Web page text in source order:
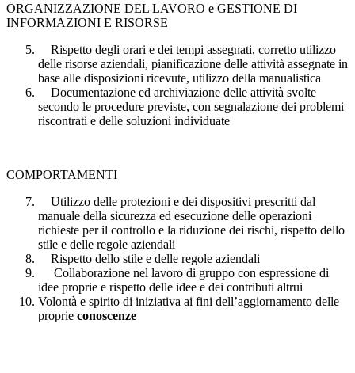
ORGANIZZAZIONE DEL LAVORO e GESTIONE DI
INFORMAZIONI E RISORSE
Rispetto degli orari e dei tempi assegnati, corretto utilizzo
delle risorse aziendali, pianificazione delle attività assegnate in
base alle disposizioni ricevute, utilizzo della manualistica
Documentazione ed archiviazione delle attività svolte
secondo le procedure previste, con segnalazione dei problemi
riscontrati e delle soluzioni individuate
COMPORTAMENTI
Utilizzo delle protezioni e dei dispositivi prescritti dal
manuale della sicurezza ed esecuzione delle operazioni
richieste per il controllo e la riduzione dei rischi, rispetto dello
stile e delle regole aziendali
Rispetto dello stile e delle regole aziendali
Collaborazione nel lavoro di gruppo con espressione di
idee proprie e rispetto delle idee e dei contributi altrui
Volontà e spirito di iniziativa ai fini dell’aggiornamento delle
proprie conoscenze